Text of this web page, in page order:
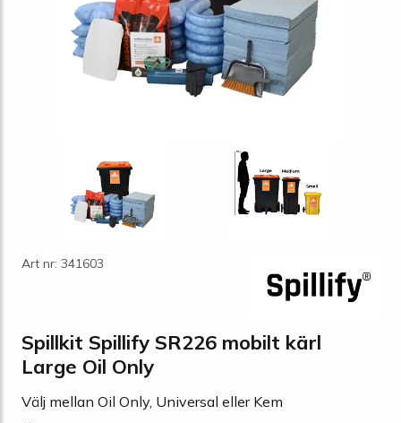
Art nr: 341603
Spillkit Spillify SR226 mobilt kärl
Large Oil Only
Välj mellan Oil Only, Universal eller Kem